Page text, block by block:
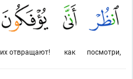
посмотри,
как
их отвращают!